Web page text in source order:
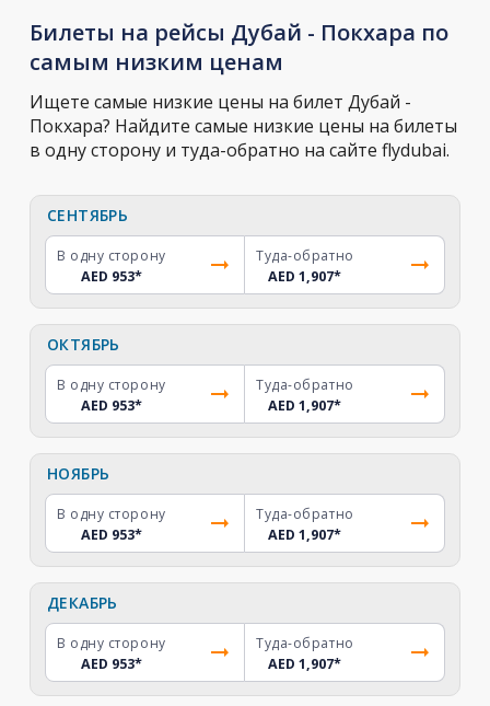
Билеты на рейсы Дубай - Покхара по
самым низким ценам
Ищете самые низкие цены на билет Дубай -
Покхара? Найдите самые низкие цены на билеты
в одну сторону и туда-обратно на сайте flydubai.
СЕНТЯБРЬ
В одну сторону
AED 953*
Туда-обратно
AED 1,907*
ОКТЯБРЬ
В одну сторону
AED 953*
Туда-обратно
AED 1,907*
НОЯБРЬ
В одну сторону
AED 953*
Туда-обратно
AED 1,907*
ДЕКАБРЬ
В одну сторону
AED 953*
Туда-обратно
AED 1,907*